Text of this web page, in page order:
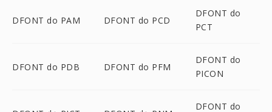
DFONT do PAM DFONT do PCD
DFONT do
PCT
DFONT do PDB DFONT do PFM
DFONT do
PICON
DFONT do